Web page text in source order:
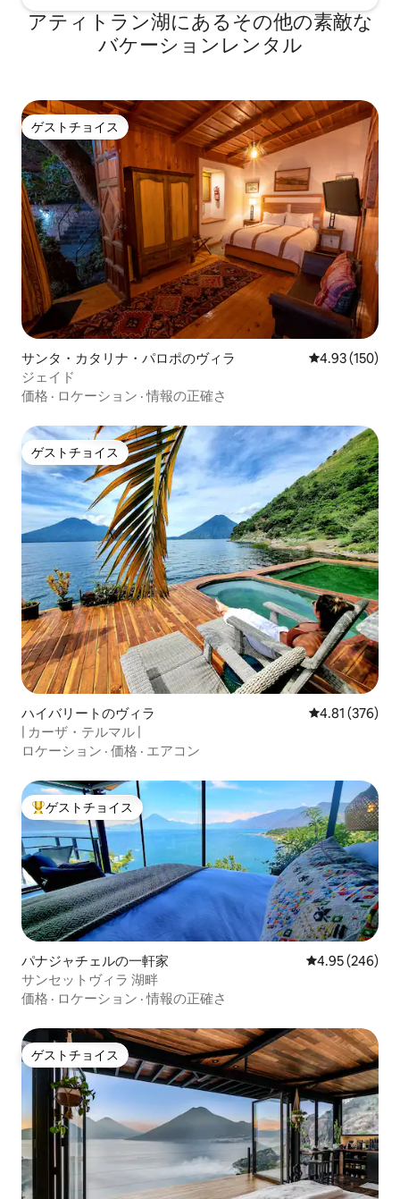
アティトラン湖にあるその他の素敵な
バケーションレンタル
ゲストチョイス
ゲストチョイス
サンタ・カタリナ・パロポのヴィラ レビュー150
4.93 (150)
ジェイド
価格 · ロケーション ·情報の正確さ
ゲストチョイス
ゲストチョイス
ハイバリートのヴィラ レビュー376
4.81 (376)
| カーザ・テルマル |
ロケーション · 価格 · エアコン
大好評のゲストチョイスです。
ゲストチョイス
パナジャチェルの一軒家 レビュー246
4.95 (246)
サンセットヴィラ 湖畔
価格 · ロケーション ·情報の正確さ
ゲストチョイス
ゲストチョイス